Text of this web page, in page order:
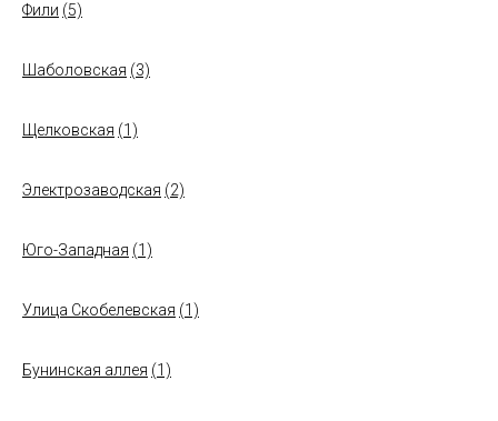
Фили (5)
Шаболовская (3)
Щелковская (1)
Электрозаводская (2)
Юго-Западная (1)
Улица Скобелевская (1)
Бунинская аллея (1)